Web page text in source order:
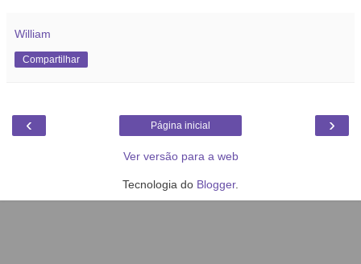
William
Compartilhar
‹ ›
Página inicial
Ver versão para a web
Tecnologia do Blogger.